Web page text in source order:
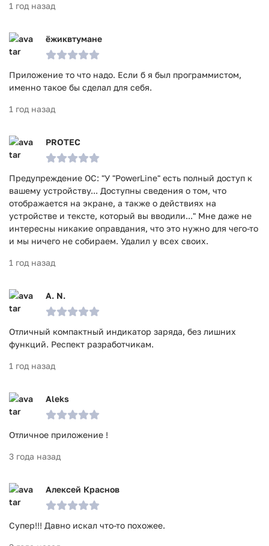
1 год назад
ёжиквтумане
Приложение то что надо. Если б я был программистом,
именно такое бы сделал для себя.
1 год назад
PROTEC
Предупреждение ОС: "У "PowerLine" есть полный доступ к
вашему устройству... Доступны сведения о том, что
отображается на экране, а также о действиях на
устройстве и тексте, который вы вводили..." Мне даже не
интересны никакие оправдания, что это нужно для чего-то
и мы ничего не собираем. Удалил у всех своих.
1 год назад
A. N.
Отличный компактный индикатор заряда, без лишних
функций. Респект разработчикам.
1 год назад
Aleks
Отличное приложение !
3 года назад
Алексей Краснов
Супер!!! Давно искал что-то похожее.